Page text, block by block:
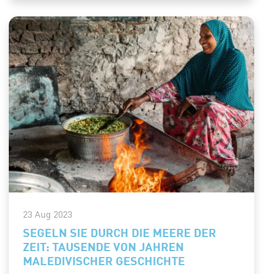
23 Aug 2023
SEGELN SIE DURCH DIE MEERE DER
ZEIT: TAUSENDE VON JAHREN
MALEDIVISCHER GESCHICHTE